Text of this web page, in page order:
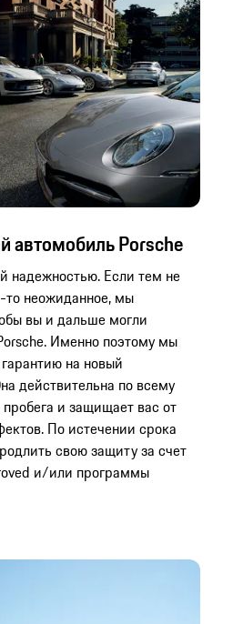
автомобиль Porsche
надежностью. Если тем не
то неожиданное, мы
вы и дальше могли
Именно поэтому мы
на новый
действительна по всему
и защищает вас от
По истечении срока
свою защиту за счет
и/или программы